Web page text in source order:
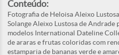
Conteúdo:
Fotografia de Heloisa Aleixo
Solange Aleixo Lustosa de Andrade
modelos International Dateline
de araras e frutas coloridas com
estamparia de bananas verde e